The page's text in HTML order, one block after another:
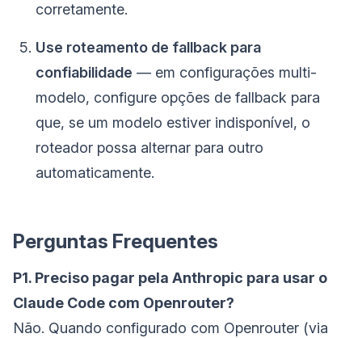
corretamente.
Use roteamento de fallback para
confiabilidade — em configurações multi-
modelo, configure opções de fallback para
que, se um modelo estiver indisponível, o
roteador possa alternar para outro
automaticamente.
Perguntas Frequentes
P1. Preciso pagar pela Anthropic para usar o
Claude Code com Openrouter?
Não. Quando configurado com Openrouter (via